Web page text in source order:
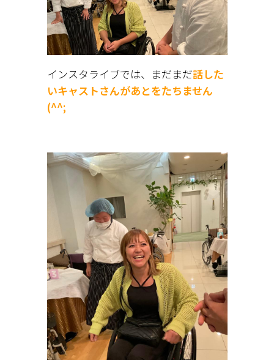
インスタライブでは、まだまだ話した
いキャストさんがあとをたちません
(^^;